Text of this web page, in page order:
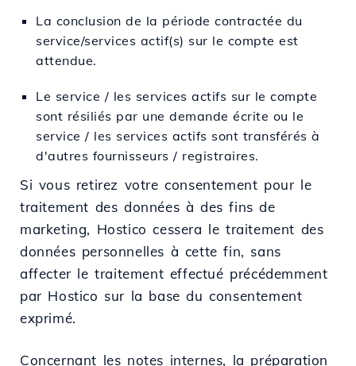
La conclusion de la période contractée du
service/services actif(s) sur le compte est
attendue.
Le service / les services actifs sur le compte
sont résiliés par une demande écrite ou le
service / les services actifs sont transférés à
d'autres fournisseurs / registraires.
Si vous retirez votre consentement pour le
traitement des données à des fins de
marketing, Hostico cessera le traitement des
données personnelles à cette fin, sans
affecter le traitement effectué précédemment
par Hostico sur la base du consentement
exprimé.
Concernant les notes internes, la préparation